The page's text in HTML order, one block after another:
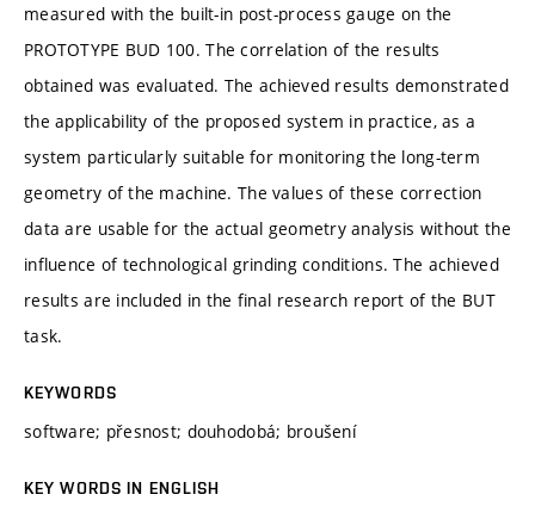
measured with the built-in post-process gauge on the
PROTOTYPE BUD 100. The correlation of the results
obtained was evaluated. The achieved results demonstrated
the applicability of the proposed system in practice, as a
system particularly suitable for monitoring the long-term
geometry of the machine. The values of these correction
data are usable for the actual geometry analysis without the
influence of technological grinding conditions. The achieved
results are included in the final research report of the BUT
task.
KEYWORDS
software; přesnost; douhodobá; broušení
KEY WORDS IN ENGLISH